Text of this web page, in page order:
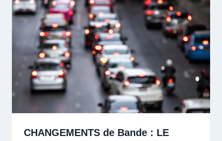
CHANGEMENTS de Bande : LE